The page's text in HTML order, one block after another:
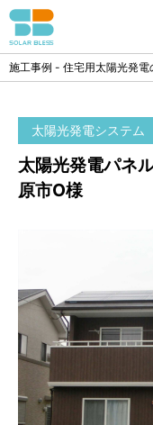
お知らせ
施工事例
施工事例 - 住宅用太陽光発電
太陽光発電システム
太陽光発電パネ
原市O様